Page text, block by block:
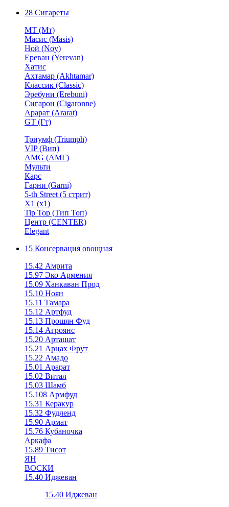
28 Сигареты
MT (Мт)
Масис (Masis)
Ной (Noy)
Ереван (Yerevan)
Хатис
Ахтамар (Akhtamar)
Классик (Classic)
Эребуни (Erebuni)
Сигарон (Cigaronne)
Арарат (Ararat)
GT (Гт)
Триумф (Triumph)
VIP (Вип)
AMG (АМГ)
Мульти
Карс
Гарни (Garni)
5-th Street (5 стрит)
X1 (х1)
Tip Top (Тип Топ)
Центр (CENTER)
Elegant
15 Консервация овощная
15.42 Амрита
15.97 Эко Армения
15.09 Ханкаван Прод
15.10 Ноян
15.11 Тамара
15.12 Артфуд
15.13 Прошян Фуд
15.14 Агроянс
15.20 Арташат
15.21 Арцах Фрут
15.22 Амадо
15.01 Арарат
15.02 Витал
15.03 Шамб
15.108 Армфуд
15.31 Керакур
15.32 Фудленд
15.90 Армат
15.76 Кубаночка
Аркафа
15.89 Тисот
ЯН
ВОСКИ
15.40 Иджеван
15.40 Иджеван